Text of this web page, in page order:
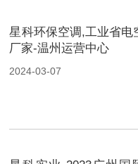
星科环保空调,工业省电
厂家-温州运营中心
2024-03-07